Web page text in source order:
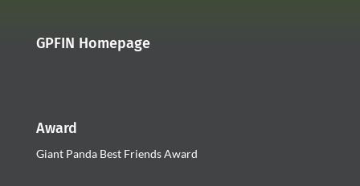
GPFIN Homepage
Award
Giant Panda Best Friends Award